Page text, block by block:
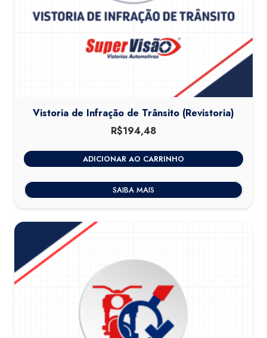
Vistoria de Infração de Trânsito (Revistoria)
R$194,48
ADICIONAR AO CARRINHO
SAIBA MAIS